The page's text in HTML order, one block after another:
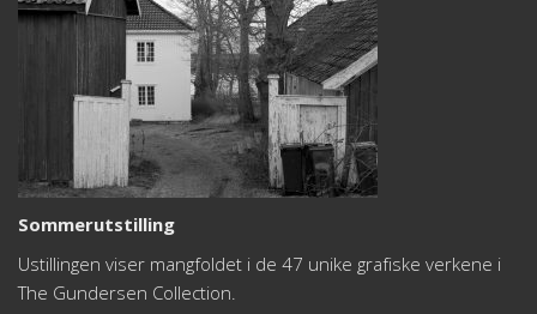
Sommerutstilling
Ustillingen viser mangfoldet i de 47 unike grafiske verkene i
The Gundersen Collection.